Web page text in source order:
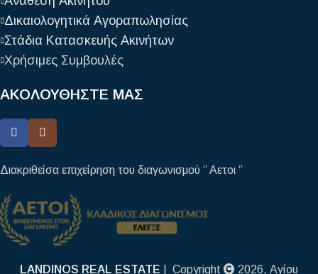
Δικαιολογητικά Αγοραπωλησίας
Στάδια Κατασκευής Ακινήτων
Χρήσιμες Συμβουλές
ΑΚΟΛΟΥΘΗΣΤΕ ΜΑΣ
Διακριθείσα επιχείρηση του διαγωνισμού ‘’ Αετοι ‘’
LANDINOS REAL ESTATE | Copyright 2026, Αγίου